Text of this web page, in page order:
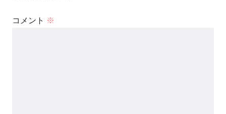
コメント ※